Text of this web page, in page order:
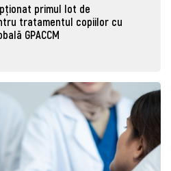
primul lot de
tratamentul copiilor cu
GPACCM